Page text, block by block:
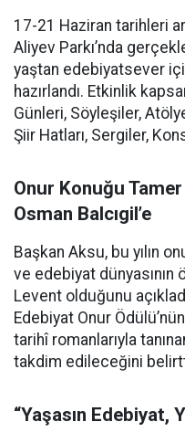
17-21 Haziran tarihleri
Aliyev Parkı’nda
yaştan edebiyatsever
hazırlandı. Etkinlik
Günleri, Söyleşiler,
Şiir Hatları, Sergiler,
Onur Konuğu
Osman Balcıgil’e
Başkan Aksu, bu yılın
ve edebiyat
Levent olduğunu
Edebiyat Onur
tarihî romanlarıyla
takdim edileceğini
“Yaşasın Edebiyat,